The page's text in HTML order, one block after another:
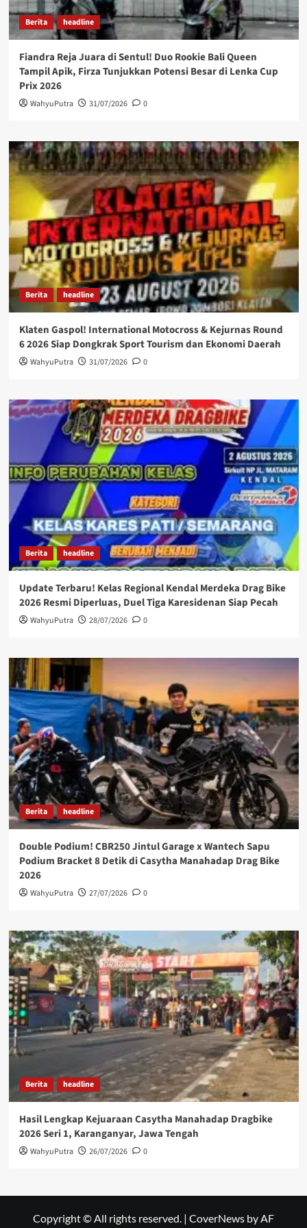
Berita headline
Fiandra Reja Juara di Sentul! Duo Rookie Bali Queen
Tampil Apik, Firza Tunjukkan Potensi Besar di Lenka Cup
Prix 2026
WahyuPutra 31/07/2026 0
Berita headline
Klaten Gaspol! International Motocross & Kejurnas Round
6 2026 Siap Dongkrak Sport Tourism dan Ekonomi Daerah
WahyuPutra 31/07/2026 0
Berita headline
Update Terbaru! Kelas Regional Kendal Merdeka Drag Bike
2026 Resmi Diperluas, Duel Tiga Karesidenan Siap Pecah
WahyuPutra 28/07/2026 0
Berita headline
Double Podium! CBR250 Jintul Garage x Wantech Sapu
Podium Bracket 8 Detik di Casytha Manahadap Drag Bike
2026
WahyuPutra 27/07/2026 0
Berita headline
Hasil Lengkap Kejuaraan Casytha Manahadap Dragbike
2026 Seri 1, Karanganyar, Jawa Tengah
WahyuPutra 26/07/2026 0
Copyright © All rights reserved. | CoverNews by AF